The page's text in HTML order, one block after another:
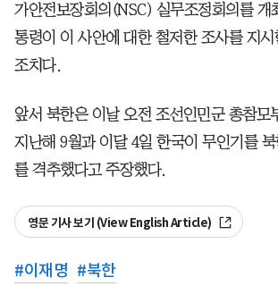
가안전보장회의(NSC) 실무조정회의를 개
통령이 이 사안에 대한 철저한 조사를 지
조치다.
앞서 북한은 이날 오전 조선인민군 총참모
지난해 9월과 이달 4일 한국이 무인기를 북
를 격추했다고 주장했다.
영문 기사 보기 (View English Article)
#이재명 #북한